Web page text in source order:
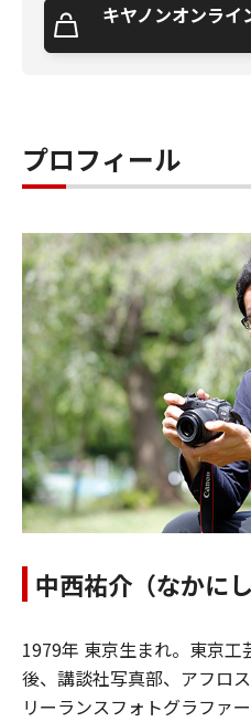
キヤノンオンライ
プロフィール
中西祐介（なかに
1979年 東京生まれ。東京
後、講談社写真部、アフロ
リーランスフォトグラファー